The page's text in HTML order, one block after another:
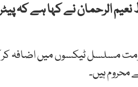
الرحمان نے کہا ہے کہ
مسلسل ٹیکسوں میں اضافہ
محروم ہیں۔